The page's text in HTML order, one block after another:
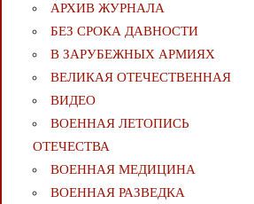
АРХИВ ЖУРНАЛА
БЕЗ СРОКА ДАВНОСТИ
В ЗАРУБЕЖНЫХ АРМИЯХ
ВЕЛИКАЯ ОТЕЧЕСТВЕННАЯ
ВИДЕО
ВОЕННАЯ ЛЕТОПИСЬ
ОТЕЧЕСТВА
ВОЕННАЯ МЕДИЦИНА
ВОЕННАЯ РАЗВЕДКА